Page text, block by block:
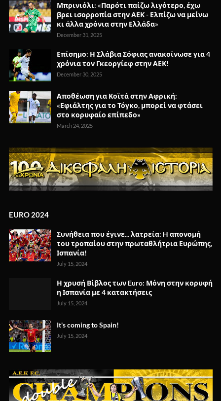
Μπρινιόλι: «Παρότι παίζω λιγότερο, έχω
βρει ισορροπία στην ΑΕΚ - Ελπίζω να μείνω
κι άλλα χρόνια στην Ελλάδα»
December 31, 2025
Επίσημο: Η Σλάβια Σόφιας ανακοίνωσε για 4
χρόνια τον Γκεοργίεφ στην ΑΕΚ!
December 30, 2025
Αποθέωση για Κοϊτά στην Αφρική:
«Εφιάλτης για το Τόγκο, μπορεί να φτάσει
στο κορυφαίο επίπεδο»
March 24, 2025
EURO 2024
Συνήθεια που έγινε... λατρεία: H απονομή
του τροπαίου στην πρωταθλήτρια Ευρώπης,
Ισπανία!
July 15, 2024
Η χρυσή Βίβλος των Euro: Μόνη στην κορυφή
η Ισπανία με 4 κατακτήσεις
July 15, 2024
It's coming to Spain!
July 15, 2024